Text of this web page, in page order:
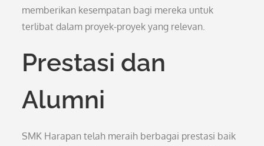
memberikan kesempatan bagi mereka untuk
terlibat dalam proyek-proyek yang relevan.
Prestasi dan
Alumni
SMK Harapan telah meraih berbagai prestasi baik